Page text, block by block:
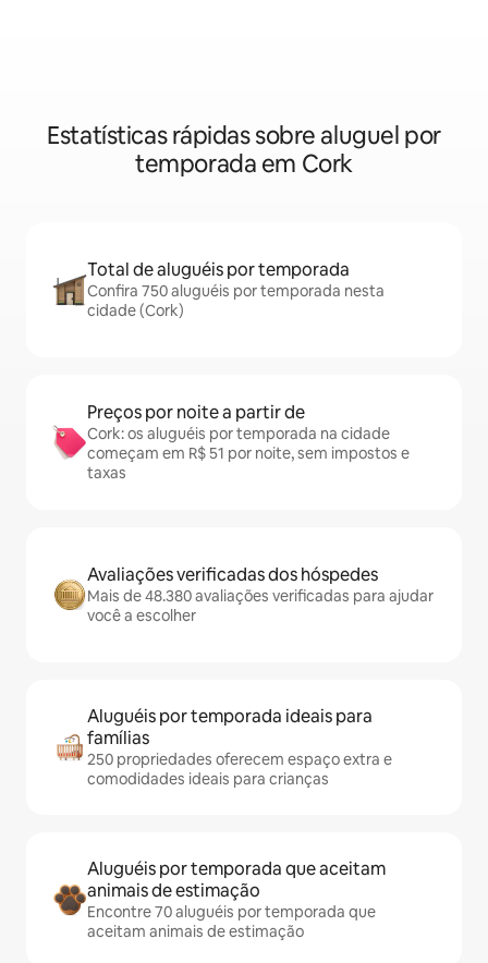
Estatísticas rápidas sobre aluguel por
temporada em Cork
Total de aluguéis por temporada
Confira 750 aluguéis por temporada nesta
cidade (Cork)
Preços por noite a partir de
Cork: os aluguéis por temporada na cidade
começam em R$ 51 por noite, sem impostos e
taxas
Avaliações verificadas dos hóspedes
Mais de 48.380 avaliações verificadas para ajudar
você a escolher
Aluguéis por temporada ideais para
famílias
250 propriedades oferecem espaço extra e
comodidades ideais para crianças
Aluguéis por temporada que aceitam
animais de estimação
Encontre 70 aluguéis por temporada que
aceitam animais de estimação